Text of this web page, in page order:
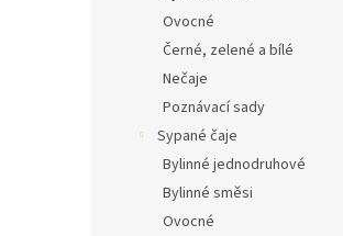
Ovocné
Černé, zelené a bílé
Nečaje
Poznávací sady
Sypané čaje
Bylinné jednodruhové
Bylinné směsi
Ovocné